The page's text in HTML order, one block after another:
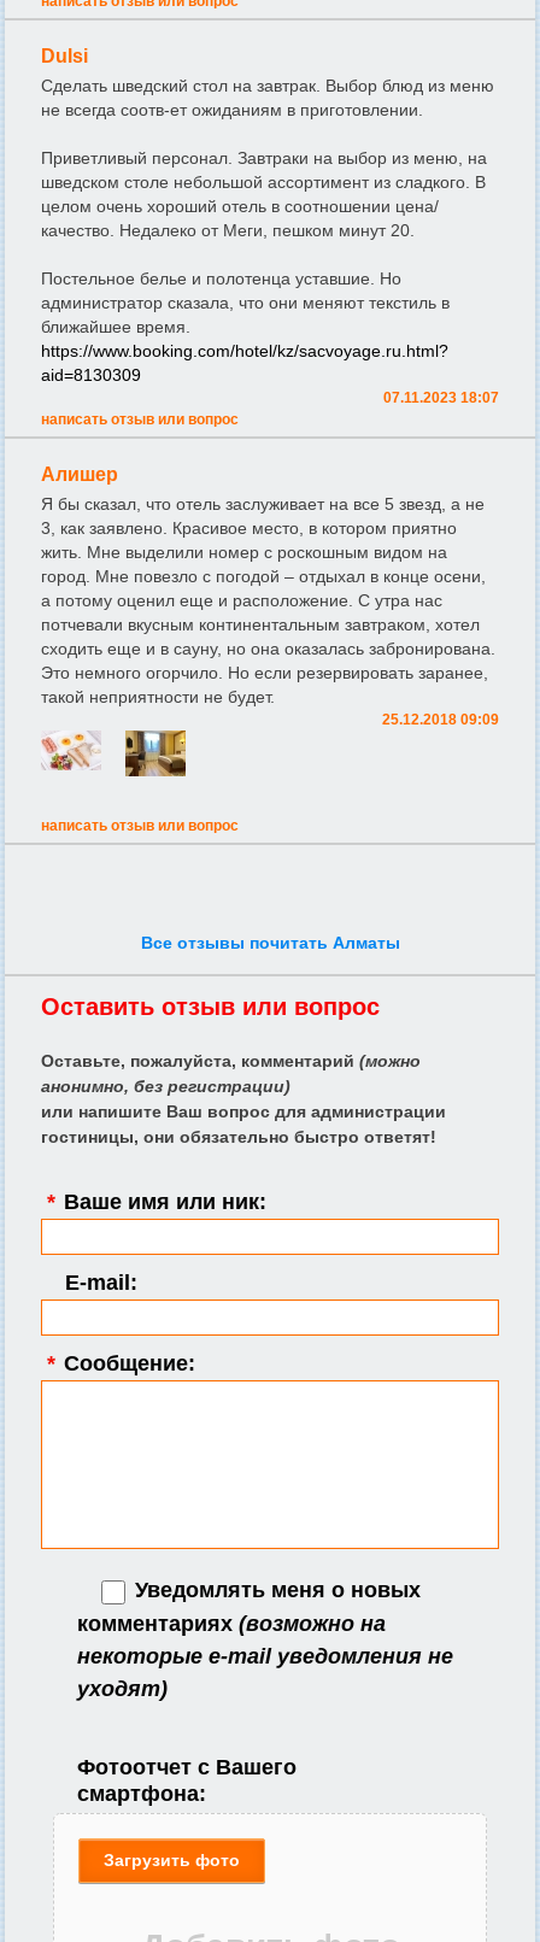
Dulsi
Сделать шведский стол на завтрак. Выбор блюд из меню
не всегда соотв-ет ожиданиям в приготовлении.
Приветливый персонал. Завтраки на выбор из меню, на
шведском столе небольшой ассортимент из сладкого. В
целом очень хороший отель в соотношении цена/
качество. Недалеко от Меги, пешком минут 20.
Постельное белье и полотенца уставшие. Но
администратор сказала, что они меняют текстиль в
ближайшее время.
https://www.booking.com/hotel/kz/sacvoyage.ru.html?
aid=8130309
07.11.2023 18:07
написать отзыв или вопрос
Алишер
Я бы сказал, что отель заслуживает на все 5 звезд, а не
3, как заявлено. Красивое место, в котором приятно
жить. Мне выделили номер с роскошным видом на
город. Мне повезло с погодой – отдыхал в конце осени,
а потому оценил еще и расположение. С утра нас
потчевали вкусным континентальным завтраком, хотел
сходить еще и в сауну, но она оказалась забронирована.
Это немного огорчило. Но если резервировать заранее,
такой неприятности не будет.
25.12.2018 09:09
написать отзыв или вопрос
Все отзывы почитать Алматы
Оставить отзыв или вопрос
Оставьте, пожалуйста, комментарий (можно
анонимно, без регистрации)
или напишите Ваш вопрос для администрации
гостиницы, они обязательно быстро ответят!
* Ваше имя или ник:
E-mail:
* Сообщение:
Уведомлять меня о новых
комментариях (возможно на
некоторые e-mail уведомления не
уходят)
Фотоотчет с Вашего
смартфона:
Загрузить фото